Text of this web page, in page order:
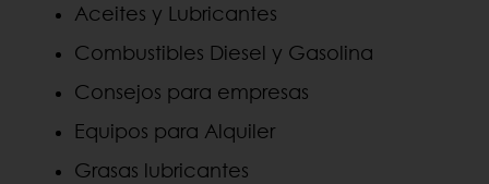
Aceites y Lubricantes
Combustibles Diesel y Gasolina
Consejos para empresas
Equipos para Alquiler
Grasas lubricantes